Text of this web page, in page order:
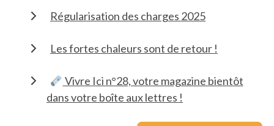
Régularisation des charges 2025
Les fortes chaleurs sont de retour !
Vivre Ici n°28, votre magazine bientôt
dans votre boîte aux lettres !